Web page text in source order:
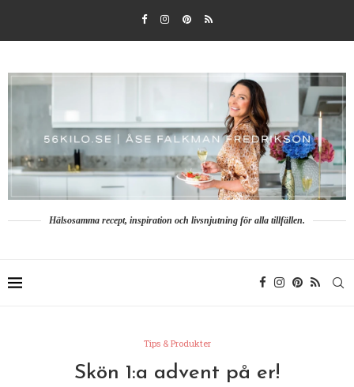
Hälsosamma recept, inspiration och livsnjutning för alla tillfällen.
Tips & Produkter
Skön 1:a advent på er!